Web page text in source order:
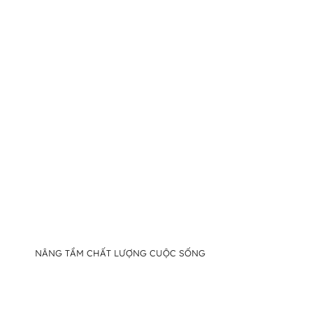
NÂNG TẦM CHẤT LƯỢNG CUỘC SỐNG